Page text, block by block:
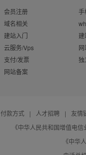
会员注册
域名相关
建站入门
云服务/Vps
支付/发票
网站备案
手
付款方式 | 人才招聘 | 友情
《中华人民共和国增值电
《中华